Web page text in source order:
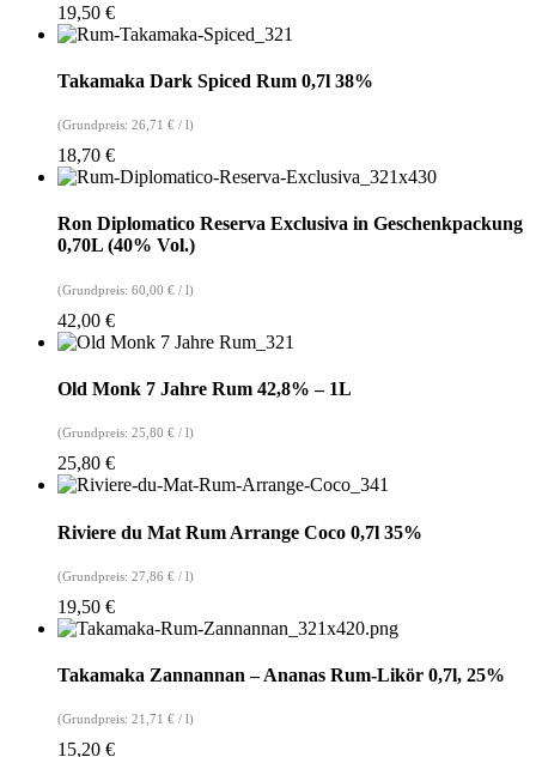
19,50 €
Takamaka Dark Spiced Rum 0,7l 38%
(Grundpreis: 26,71 € / l)
18,70 €
Ron Diplomatico Reserva Exclusiva in Geschenkpackung
0,70L (40% Vol.)
(Grundpreis: 60,00 € / l)
42,00 €
Old Monk 7 Jahre Rum 42,8% – 1L
(Grundpreis: 25,80 € / l)
25,80 €
Riviere du Mat Rum Arrange Coco 0,7l 35%
(Grundpreis: 27,86 € / l)
19,50 €
Takamaka Zannannan – Ananas Rum-Likör 0,7l, 25%
(Grundpreis: 21,71 € / l)
15,20 €